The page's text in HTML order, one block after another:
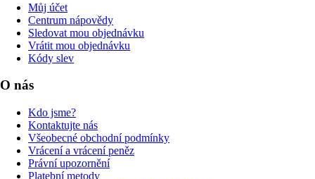
Můj účet
Centrum nápovědy
Sledovat mou objednávku
Vrátit mou objednávku
Kódy slev
O nás
Kdo jsme?
Kontaktujte nás
Všeobecné obchodní podmínky
Vrácení a vrácení peněz
Právní upozornění
Platební metody